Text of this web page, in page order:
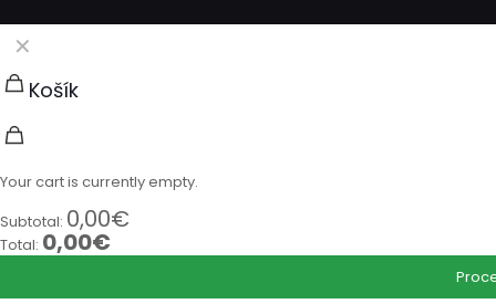
✕
Košík
Your cart is currently empty.
Subtotal: 0,00€
Total: 0,00€